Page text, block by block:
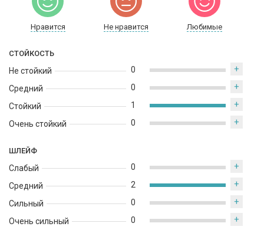
Нравится Не нравится Любимые
СТОЙКОСТЬ
Не стойкий
Средний
Стойкий
Очень стойкий
0 +
0 +
1 +
0 +
ШЛЕЙФ
Слабый
Средний
Сильный
Очень сильный
0 +
2 +
0 +
0 +